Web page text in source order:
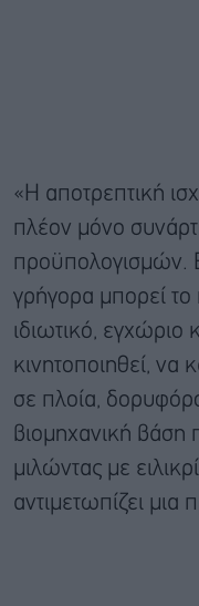
«Η αποτρεπτική
πλέον μόνο
προϋπολογισμών.
γρήγορα μπορεί το
ιδιωτικό, εγχώριο
κινητοποιηθεί, να
σε πλοία,
βιομηχανική βάση
μιλώντας με
αντιμετωπίζει